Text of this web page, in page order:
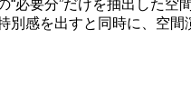
必要分”だけを抽出した空
感を出すと同時に、空間